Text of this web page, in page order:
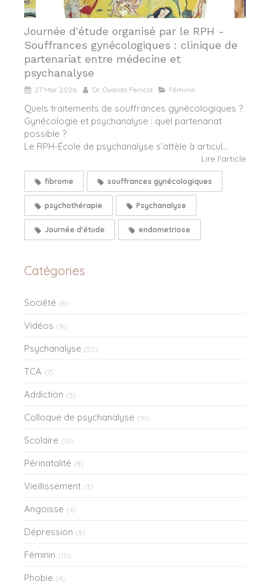
Journée d'étude organisé par le RPH -
Souffrances gynécologiques : clinique de
partenariat entre médecine et
psychanalyse
27 Mar 2026 Dr. Ouarda Ferlicot Féminin
Quels traitements de souffrances gynécologiques ?
Gynécologie et psychanalyse : quel partenariat
possible ?
Le RPH-École de psychanalyse s’attèle à articul...
Lire l'article
fibrome souffrances gynécologiques
psychothérapie Psychanalyse
Journée d'étude endometriose
Catégories
Société (8)
Vidéos (9)
Psychanalyse (55)
TCA (7)
Addiction (5)
Colloque de psychanalyse (10)
Scolaire (10)
Périnatalité (8)
Vieillissement (3)
Angoisse (4)
Dépression (8)
Féminin (10)
Phobie (4)